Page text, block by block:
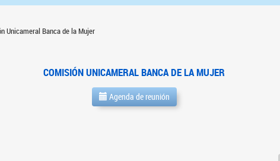
Unicameral Banca de la Mujer
COMISIÓN UNICAMERAL BANCA DE LA MUJER
Agenda de reunión